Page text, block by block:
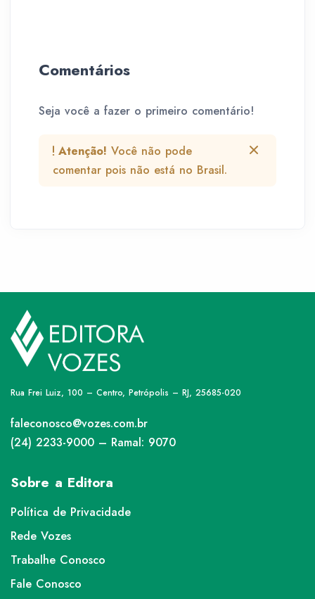
Comentários
Seja você a fazer o primeiro comentário!
Atenção! Você não pode
comentar pois não está no Brasil.
Rua Frei Luiz, 100 – Centro, Petrópolis – RJ, 25685-020
faleconosco@vozes.com.br
(24) 2233-9000 – Ramal: 9070
Sobre a Editora
Política de Privacidade
Rede Vozes
Trabalhe Conosco
Fale Conosco